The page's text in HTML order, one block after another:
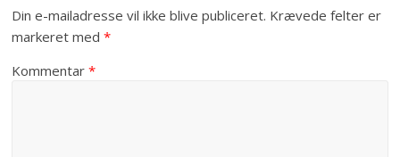
Din e-mailadresse vil ikke blive publiceret. Krævede felter er
markeret med*
Kommentar*